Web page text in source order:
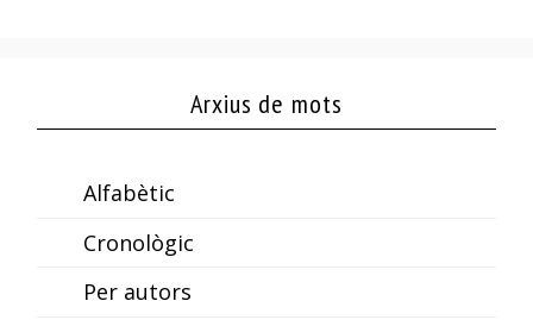
Arxius de mots
Alfabètic
Cronològic
Per autors